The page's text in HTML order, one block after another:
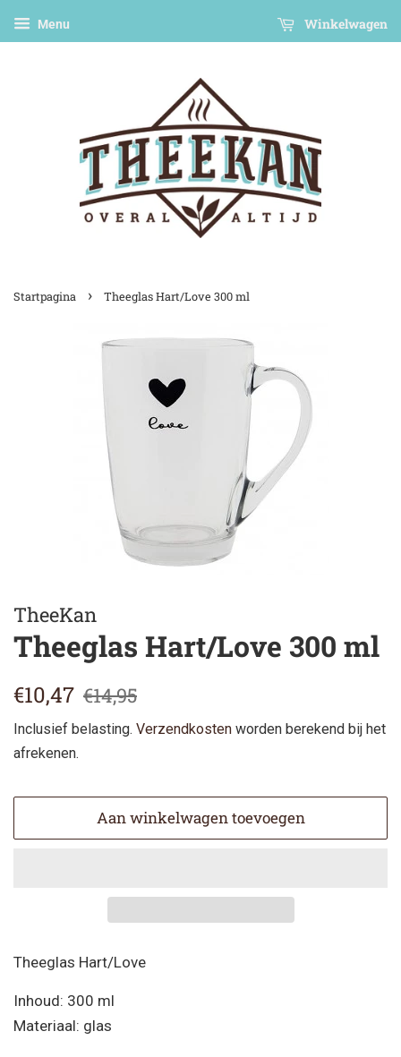
Menu Winkelwagen
Startpagina › Theeglas Hart/Love 300 ml
TheeKan
Theeglas Hart/Love 300 ml
Normale
€10,47 Aanbiedingsprijs
€14,95
Inclusief belasting. Verzendkosten worden berekend bij het
afrekenen.
Aan winkelwagen toevoegen
Theeglas Hart/Love
Inhoud: 300 ml
Materiaal: glas